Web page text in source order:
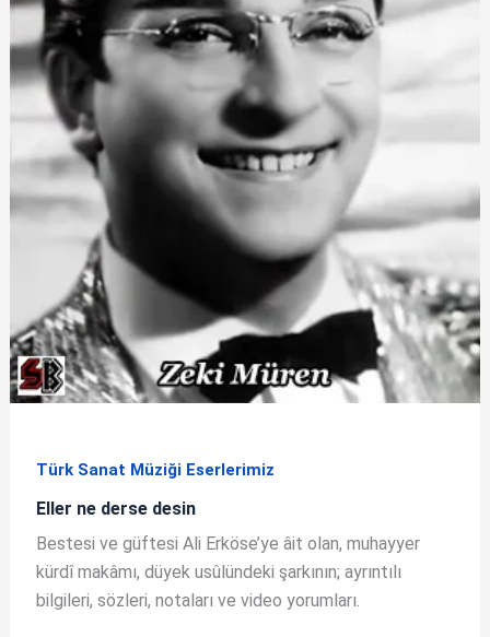
Türk Sanat Müziği Eserlerimiz
Eller ne derse desin
Bestesi ve güftesi Ali Erköse’ye âit olan, muhayyer
kürdî makâmı, düyek usûlündeki şarkının; ayrıntılı
bilgileri, sözleri, notaları ve video yorumları.